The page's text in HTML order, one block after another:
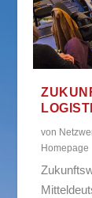
von
Homepage